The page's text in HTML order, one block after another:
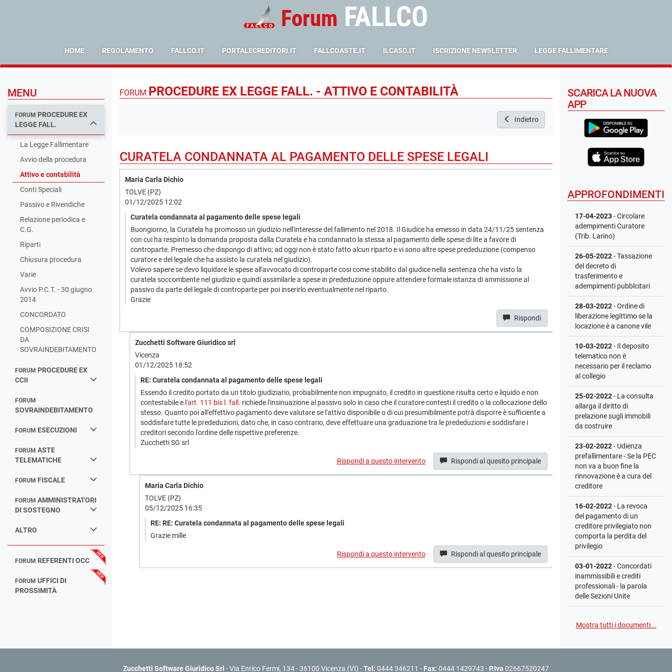
Forum FALLCO
HOME REGOLAMENTO FALLCO.IT PORTALECREDITORI.IT FALLCOASTE.IT ILCASO.IT ISCRIZIONE NEWSLETTER LEGGE FALLIMENTARE
MENU
FORUM PROCEDURE EX
LEGGE FALL.
La Legge Fallimentare
Avvio della procedura
Attivo e contabilità
Conti Speciali
Passivo e Rivendiche
Relazione periodica e
C.G.
Riparti
Chiusura procedura
Varie
Avvio P.C.T. - 30 giugno
2014
CONCORDATO
COMPOSIZIONE CRISI
DA
SOVRAINDEBITAMENTO
FORUM PROCEDURE EX
CCII
FORUM
SOVRAINDEBITAMENTO
FORUM ESECUZIONI
FORUM ASTE
TELEMATICHE
FORUM FISCALE
FORUM AMMINISTRATORI
DI SOSTEGNO
ALTRO
FORUM REFERENTI OCC
FORUM UFFICI DI
PROSSIMITÀ
FORUM PROCEDURE EX LEGGE FALL. - ATTIVO E CONTABILITÀ
Indietro
CURATELA CONDANNATA AL PAGAMENTO DELLE SPESE LEGALI
Maria Carla Dichio
TOLVE (PZ)
01/12/2025 12:02
Curatela condannata al pagamento delle spese legali
Buongiorno, la Curatela ha promosso un giudizio nell'interesse del fallimento nel 2018. Il Giudice ha emesso in data 24/11/25 sentenza
con cui ha respinto la domanda proposta dalla Curatela e ha condannato la stessa al pagamento delle spese di lite a favore di
controparte. Premesso che dispongo di attivo; ad oggi non è stato fatto alcun riparto e vi sono altre spese prededuzione (compenso
curatore e del legale che ha assisto la curatela nel giudizio).
Volevo sapere se devo liquidare le spese all'avvocato di controparte cosi come stabilito dal giudice nella sentenza che ha visto la
curatela soccombente nel giudizio e quindi assimilarle a spese in prededuzione oppure attendere formale istanza di ammissione al
passivo da parte del legale di controparte per poi inserirlo eventualmente nel riparto.
Grazie
Rispondi
Zucchetti Software Giuridico srl
Vicenza
01/12/2025 18:52
RE: Curatela condannata al pagamento delle spese legali
Essendo il credito portato da un titolo giudiziario, probabilmente non impugnato, il credito in questione risulta certo e liquido e non
contestabile e l'art. 111 bis l. fall. richiede l'insinuazione al passivo solo in caso che il curatore contesti il credito o la collocazione dello
stesso. Quanto poi all'effettivo pagamento deve valutare se l'attivo disponibile o di cui presumibilmente potrà disporre è sufficiente a
soddisfare tutte le prededuzioni, dato che, in caso contrario, deve effettuare una graduazione tra le prededuzioni e soddisfare i
creditori secondo l'ordine delle rispettive preferenze.
Zucchetti SG srl
Rispondi a questo intervento Rispondi al quesito principale
Maria Carla Dichio
TOLVE (PZ)
05/12/2025 16:35
RE: RE: Curatela condannata al pagamento delle spese legali
Grazie mille
Rispondi a questo intervento Rispondi al quesito principale
SCARICA LA NUOVA
APP
APPROFONDIMENTI
17-04-2023- Circolare
adempimenti Curatore
(Trib. Larino)
26-05-2022- Tassazione
del decreto di
trasferimento e
adempimenti pubblcitari
28-03-2022- Ordine di
liberazione legittimo se la
locazione è a canone vile
10-03-2022- Il deposito
telematico non è
necessario per il reclamo
al collegio
25-02-2022- La consulta
allarga il diritto di
prelazione sugli immobili
da costruire
23-02-2022- Udienza
prefallimentare - Se la PEC
non va a buon fine la
rinnovazione è a cura del
creditore
16-02-2022- La revoca
del pagamento di un
creditore privilegiato non
comporta la perdita del
privilegio
03-01-2022- Concordati
inammissibili e crediti
professionali - la parola
delle Sezioni Unite
Mostra tutti i documenti...
Zucchetti Software Giuridico Srl - Via Enrico Fermi, 134 - 36100 Vicenza (VI) -Tel: 0444 346211 - Fax: 0444 1429743 - P.Iva 02667520247